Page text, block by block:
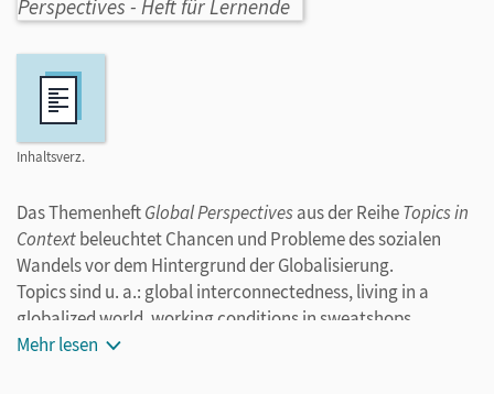
Inhaltsverz.
Das ThemenheftGlobal Perspectivesaus der ReiheTopics in
Contextbeleuchtet Chancen und Probleme des sozialen
Wandels vor dem Hintergrund der Globalisierung.
Topics sind u. a.: global interconnectedness, living in a
globalized world, working conditions in sweatshops,
outsourcing, the globalized economy, global ties
Mehr lesen